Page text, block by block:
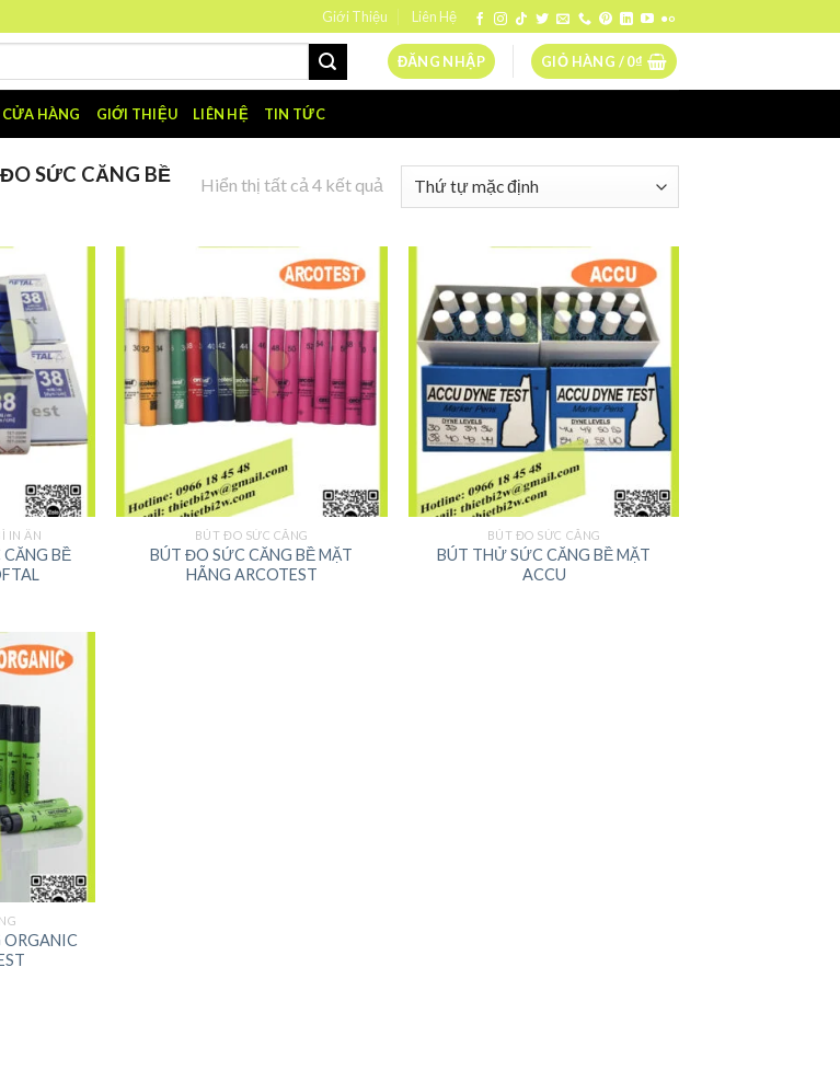
Giới Thiệu Liên Hệ
ĐĂNG NHẬP GIỎ HÀNG /0₫
CỬA HÀNG GIỚI THIỆU LIÊN HỆ TIN TỨC
SỨC CĂNG BỀ
Hiển thị tất cả 4 kết quả
IN ẤN
BỀ
BÚT ĐO SỨC CĂNG
BÚT ĐO SỨC CĂNG BỀ MẶT
HÃNG ARCOTEST
BÚT ĐO SỨC CĂNG
BÚT THỬ SỨC CĂNG BỀ MẶT
ACCU